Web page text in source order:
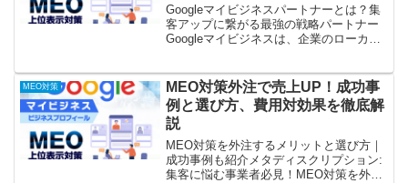
Googleマイビジネスパートナーとは？集
客アップに繋がる最強の戦略パートナー
Googleマイビジネスは、企業のローカル
めには、専門的な知識と経験が必要で
す。そこで注...
MEO対策
MEO対策外注で売上UP！成功事
例と選び方、費用対効果を徹底解
説
MEO対策を外注するメリットと選び方｜
成功事例も紹介メタディスクリプション:
集客に悩む事業者必見！MEO対策を外注